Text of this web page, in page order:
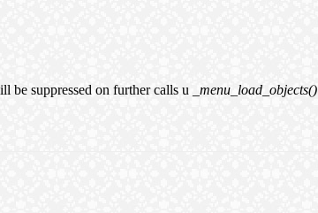
be suppressed on further calls u _menu_load_objects()